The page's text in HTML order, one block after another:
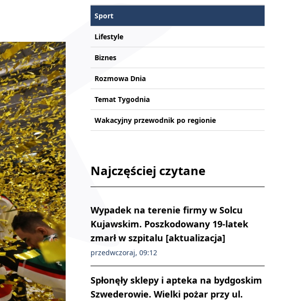
Sport
Lifestyle
Biznes
Rozmowa Dnia
Temat Tygodnia
Wakacyjny przewodnik po regionie
Najczęściej czytane
Wypadek na terenie firmy w Solcu
Kujawskim. Poszkodowany 19-latek
zmarł w szpitalu [aktualizacja]
przedwczoraj, 09:12
Spłonęły sklepy i apteka na bydgoskim
Szwederowie. Wielki pożar przy ul.